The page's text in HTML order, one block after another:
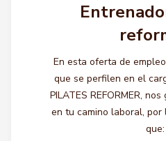
En esta oferta de
que se perfilen en el
PILATES REFORMER,
en tu camino laboral,
que: